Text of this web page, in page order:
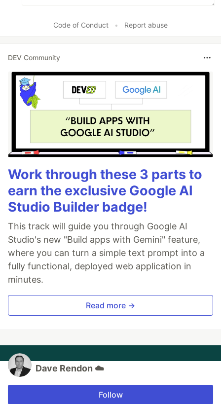
Code of Conduct • Report abuse
DEV Community
Work through these 3 parts to
earn the exclusive Google AI
Studio Builder badge!
This track will guide you through Google AI
Studio's new "Build apps with Gemini" feature,
where you can turn a simple text prompt into a
fully functional, deployed web application in
minutes.
Read more →
Dave Rendon ☁️
Follow